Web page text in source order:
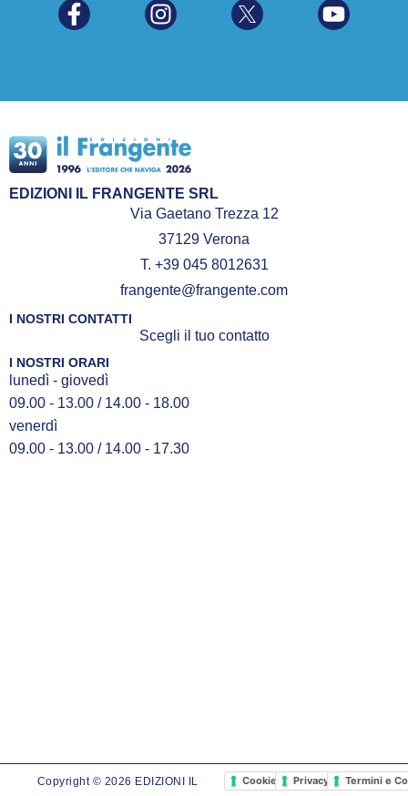
EDIZIONI IL FRANGENTE SRL
Via Gaetano Trezza 12
37129 Verona
T. +39 045 8012631
frangente@frangente.com
I NOSTRI CONTATTI
Scegli il tuo contatto
I NOSTRI ORARI
lunedì - giovedì
09.00 - 13.00 / 14.00 - 18.00
venerdì
09.00 - 13.00 / 14.00 - 17.30
Copyright © 2026 EDIZIONI IL Cookie PolicyPrivacy PolicyTermini e